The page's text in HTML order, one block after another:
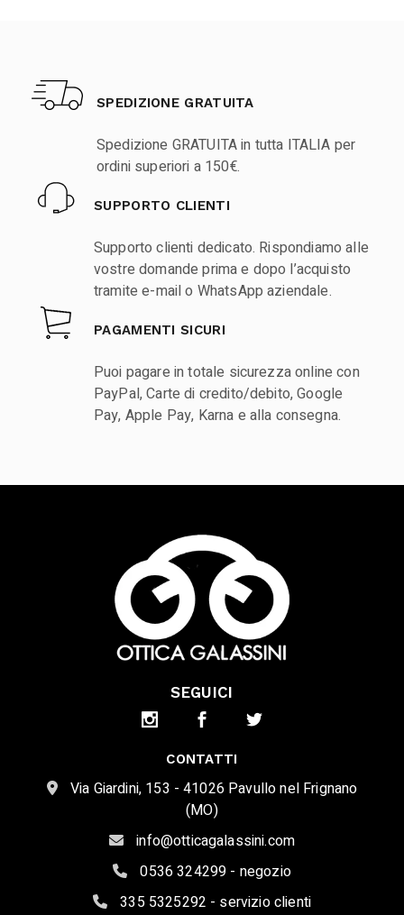
SPEDIZIONE GRATUITA
Spedizione GRATUITA in tutta ITALIA per
ordini superiori a 150€.
SUPPORTO CLIENTI
Supporto clienti dedicato. Rispondiamo alle
vostre domande prima e dopo l’acquisto
tramite e-mail o WhatsApp aziendale.
PAGAMENTI SICURI
Puoi pagare in totale sicurezza online con
PayPal, Carte di credito/debito, Google
Pay, Apple Pay, Karna e alla consegna.
SEGUICI
CONTATTI
Via Giardini, 153 - 41026 Pavullo nel Frignano
(MO)
info@otticagalassini.com
0536 324299 - negozio
335 5325292 - servizio clienti